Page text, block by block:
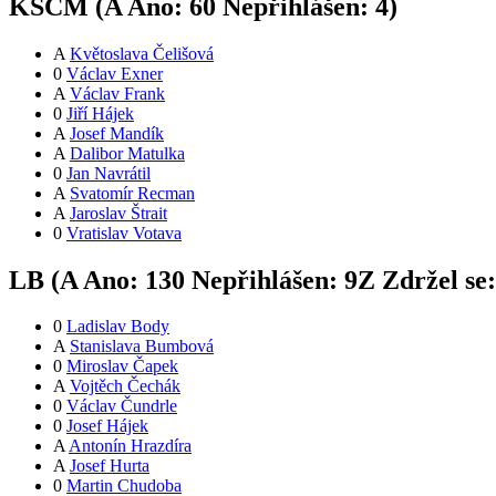
KSČM (A Ano: 60 Nepřihlášen: 4)
A Květoslava Čelišová
0 Václav Exner
A Václav Frank
0 Jiří Hájek
A Josef Mandík
A Dalibor Matulka
0 Jan Navrátil
A Svatomír Recman
A Jaroslav Štrait
0 Vratislav Votava
LB (A Ano: 130 Nepřihlášen: 9Z Zdržel se:
0 Ladislav Body
A Stanislava Bumbová
0 Miroslav Čapek
A Vojtěch Čechák
0 Václav Čundrle
0 Josef Hájek
AAntonín Hrazdíra
A Josef Hurta
0 Martin Chudoba